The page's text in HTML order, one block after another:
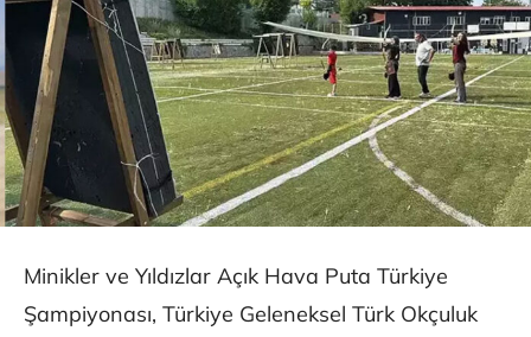
Minikler ve Yıldızlar Açık Hava Puta Türkiye
Şampiyonası, Türkiye Geleneksel Türk Okçuluk